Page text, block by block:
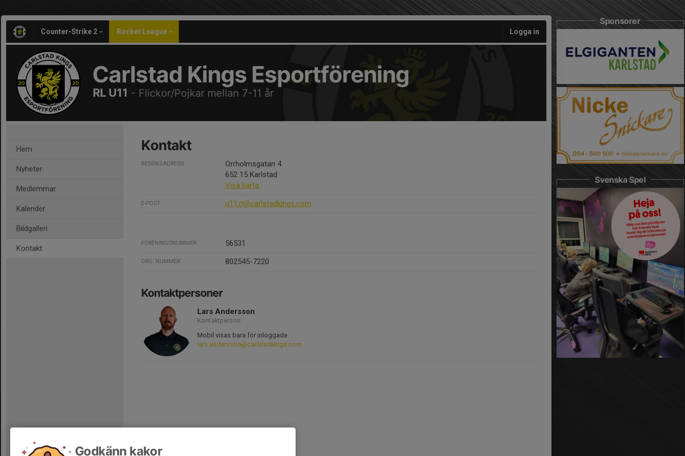
Counter-Strike 2 Rocket League Logga in
Carlstad Kings Esportförening
RL U11 - Flickor/Pojkar mellan 7-11 år
Hem
Nyheter
Medlemmar
Kalender
Bildgalleri
Kontakt
Kontakt
BESÖKSADRESS
Orrholmsgatan 4
652 15 Karlstad
Visa karta
E-POST u11.rl@carlstadkings.com
FÖRENINGSNUMMER 56531
ORG. NUMMER 802545-7220
Kontaktpersoner
Lars Andersson
Kontaktperson
Mobil visas bara för inloggade
lars.andersson@carlstadkings.com
Sponsorer
Svenska Spel
Godkänn kakor